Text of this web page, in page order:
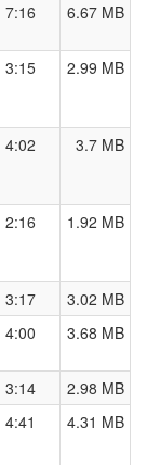
7:16 6.67 MB
3:15 2.99 MB
4:02 3.7 MB
2:16 1.92 MB
3:17
3.02 MB
4:00 3.68 MB
3:14
2.98 MB
4:41 4.31 MB